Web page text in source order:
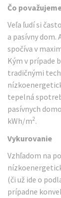
Čo
Veľa ľudí si
a pasívny dom.
spočíva v
Kým v prípade
tradičnými
tepelná
pasívnych
kWh/m2.
Vykurovanie
Vzhľadom na
(či už ide o
prípadne